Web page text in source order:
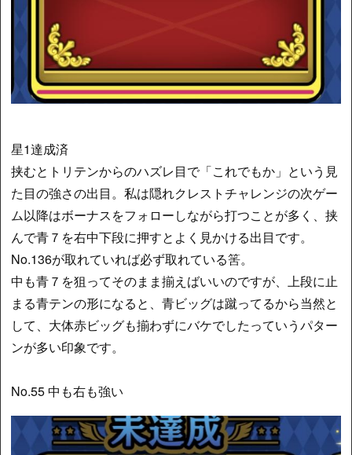
星1達成済
挟むとトリテンからのハズレ目で「これでもか」という見
た目の強さの出目。私は隠れクレストチャレンジの次ゲー
ム以降はボーナスをフォローしながら打つことが多く、挟
んで青７を右中下段に押すとよく見かける出目です。
No.136が取れていれば必ず取れている筈。
中も青７を狙ってそのまま揃えばいいのですが、上段に止
まる青テンの形になると、青ビッグは蹴ってるから当然と
して、大体赤ビッグも揃わずにバケでしたっていうパター
ンが多い印象です。
No.55 中も右も強い